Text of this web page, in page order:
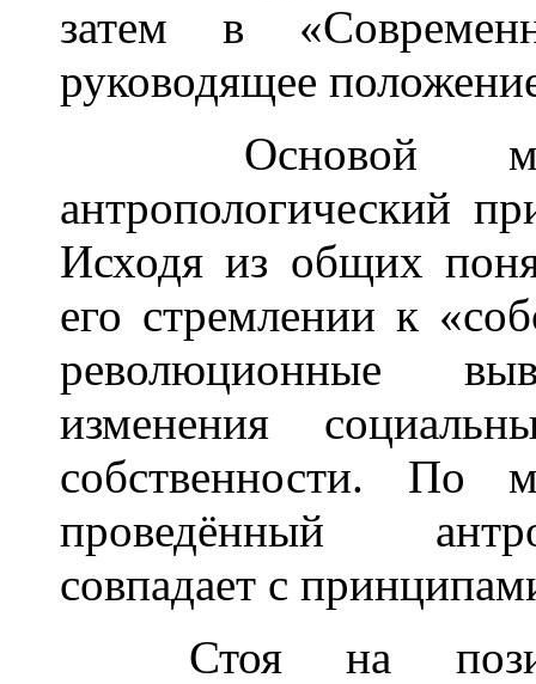
затем в
руководящее
Основой
антропологический
Исходя из общих
его стремлении к
революционные
изменения
собственности. По
проведённый
совпадает с
Стоя на